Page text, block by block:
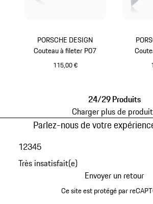
PORSCHE DESIGN
Couteau à fileter P07
115,00 €
24/29 Produits
Charger plus de
Parlez-nous de votre
Très insatisfait(e)
12345
Envoyer un retour
Ce site est protégé par